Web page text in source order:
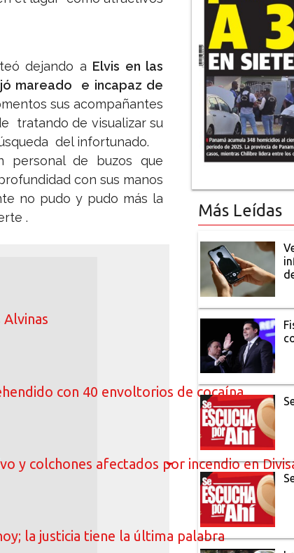
dejando a Elvis en las
mareado e incapaz de
sus acompañantes
tratando de visualizar su
del infortunado.
personal de buzos que
con sus manos
no pudo y pudo más la
.
con 40 envoltorios de cocaína
y colchones afectados por incendio en
la justicia tiene la última palabra
Más Leídas